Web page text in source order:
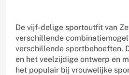
De vijf-delige sportoutfit van
verschillende
verschillende sportbehoeften.
en het veelzijdige ontwerp en
het populair bij vrouwelijke